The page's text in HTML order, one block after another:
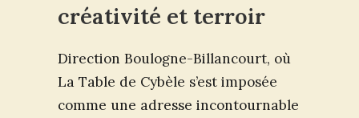
créativité et terroir
Direction Boulogne-Billancourt, où
La Table de Cybèle s’est imposée
comme une adresse incontournable